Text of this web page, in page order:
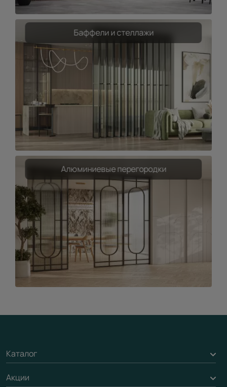
Баффели и стеллажи
Алюминиевые перегородки
Каталог
Межкомнатные двери
Акции